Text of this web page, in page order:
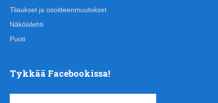
Tilaukset ja osoitteenmuutokset
Näköislehti
Puoti
Tykkää Facebookissa!